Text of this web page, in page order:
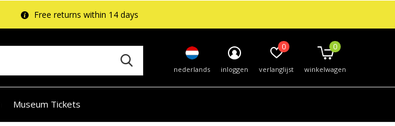
Museum Tickets
nederlands inloggen verlanglijst
0
winkelwagen
0
Free returns within 14 days